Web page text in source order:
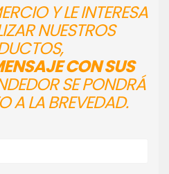
Y LE INTERESA
NUESTROS
CON SUS
SE PONDRÁ
A LA BREVEDAD.